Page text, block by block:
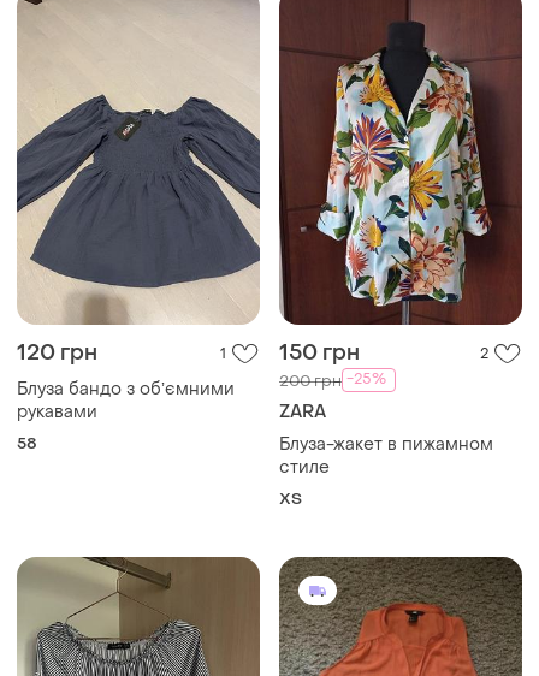
120 грн 1
Блуза бандо з обʼємними
рукавами
58
150 грн 2
200 грн -25%
ZARA
Блуза-жакет в пижамном
стиле
ХS